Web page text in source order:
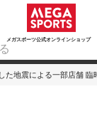
メガスポーツ公式オンラインショップ
ウトドア
た地震による一部店舗 臨